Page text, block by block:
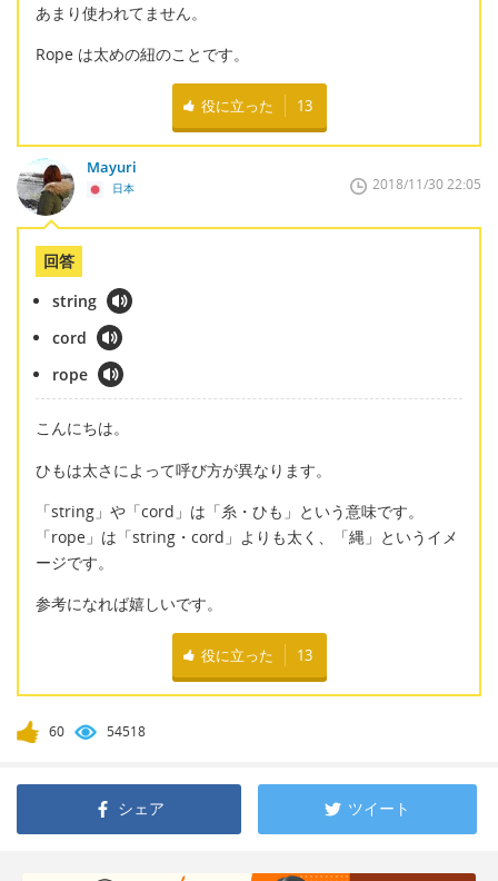
あまり使われてません。
Rope は太めの紐のことです。
役に立った 13
Mayuri
日本 2018/11/30 22:05
回答
string
cord
rope
こんにちは。
ひもは太さによって呼び方が異なります。
「string」や「cord」は「糸・ひも」という意味です。
「rope」は「string・cord」よりも太く、「縄」というイメ
ージです。
参考になれば嬉しいです。
役に立った 13
60 54518
シェア ツイート